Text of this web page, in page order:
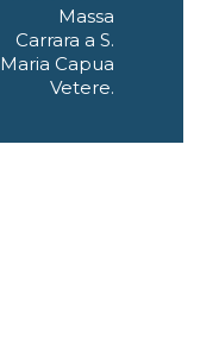
Massa
Carrara a S.
Maria Capua
Vetere.